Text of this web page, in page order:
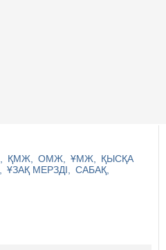
ҚМЖ ОМЖ ҰМЖ
ҚЫСҚА
ҰЗАҚ МЕРЗДІ
САБАҚ